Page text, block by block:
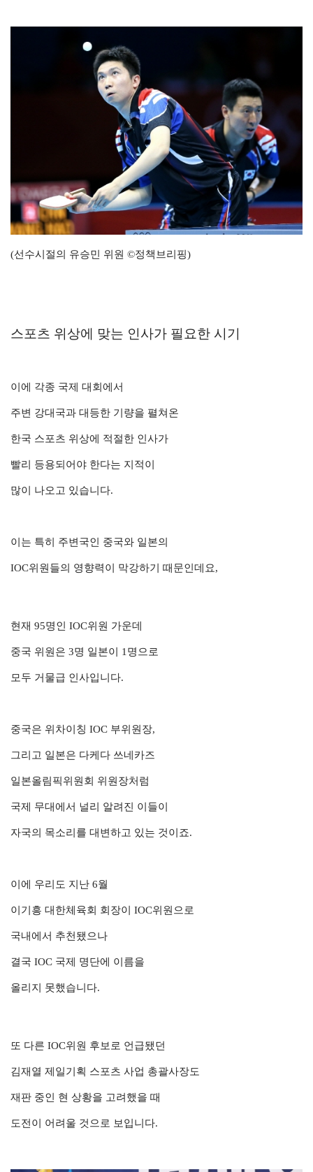
(선수시절의 유승민 위원 ©정책브리핑)
스포츠 위상에 맞는 인사가 필요한 시기
이에 각종 국제 대회에서
주변 강대국과 대등한 기량을 펼쳐온
한국 스포츠 위상에 적절한 인사가
빨리 등용되어야 한다는 지적이
많이 나오고 있습니다.
이는 특히 주변국인 중국와 일본의
IOC위원들의 영향력이 막강하기 때문인데요,
현재 95명인 IOC위원 가운데
중국 위원은 3명 일본이 1명으로
모두 거물급 인사입니다.
중국은 위차이칭 IOC 부위원장,
그리고 일본은 다케다 쓰네카즈
일본올림픽위원회 위원장처럼
국제 무대에서 널리 알려진 이들이
자국의 목소리를 대변하고 있는 것이죠.
이에 우리도 지난 6월
이기흥 대한체육회 회장이 IOC위원으로
국내에서 추천됐으나
결국 IOC 국제 명단에 이름을
올리지 못했습니다.
또 다른 IOC위원 후보로 언급됐던
김재열 제일기획 스포츠 사업 총괄사장도
재판 중인 현 상황을 고려했을 때
도전이 어려울 것으로 보입니다.